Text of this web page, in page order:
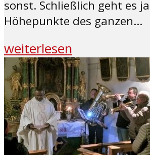
sonst. Schließlich geht es
Höhepunkte des ganzen...
weiterlesen